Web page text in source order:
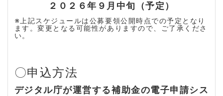
２０２６年９月中旬（予定）
※上記スケジュールは公募要領公開時点での予定となり
ます。変更となる可能性がありますので、ご了承くださ
い。
〇申込方法
デジタル庁が運営する補助金の電子申請シス